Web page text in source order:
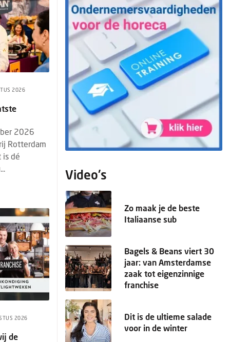
2026
2026
Rotterdam
is dé
2026
de
Video's
Zo maak je de beste
Italiaanse sub
Bagels & Beans viert 30
jaar: van Amsterdamse
zaak tot eigenzinnige
franchise
Dit is de ultieme salade
voor in de winter